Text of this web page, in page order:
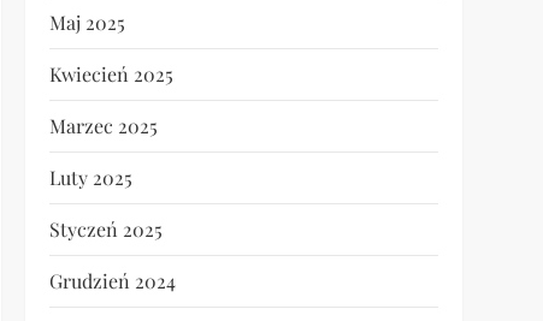
Maj 2025
Kwiecień 2025
Marzec 2025
Luty 2025
Styczeń 2025
Grudzień 2024